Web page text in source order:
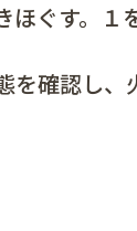
ぐす。１
を確認し